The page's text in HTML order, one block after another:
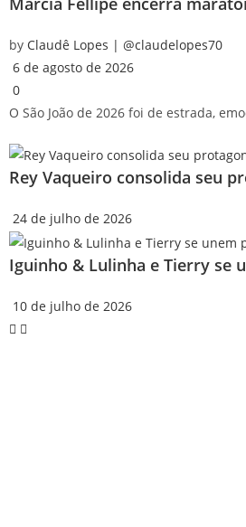
by Claudê Lopes | @claudelopes70
6 de agosto de 2026
0
O São João de 2026 foi de estrada,
Rey Vaqueiro consolida seu
24 de julho de 2026
Iguinho & Lulinha e Tierry se
10 de julho de 2026